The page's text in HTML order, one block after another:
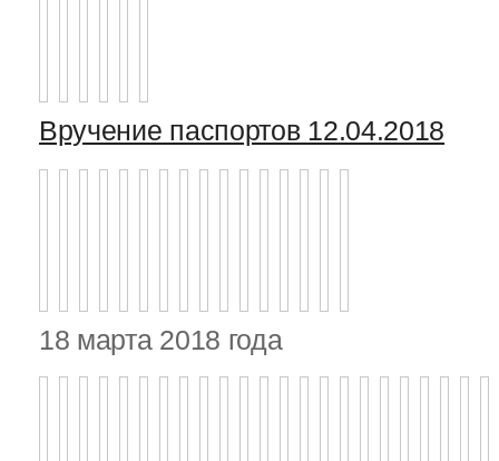
Вручение паспортов 12.04.2018
18 марта 2018 года